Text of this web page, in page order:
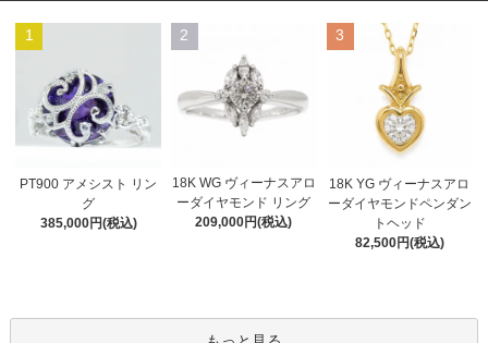
1
PT900 アメシスト リン
グ
385,000円(税込)
2
18K WG ヴィーナスアロ
ーダイヤモンド リング
209,000円(税込)
3
18K YG ヴィーナスアロ
ーダイヤモンドペンダン
トヘッド
82,500円(税込)